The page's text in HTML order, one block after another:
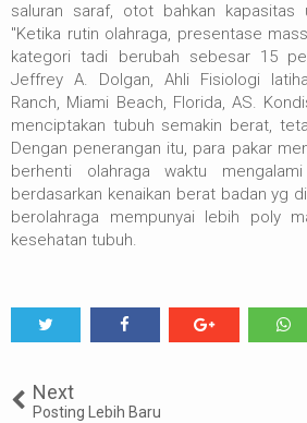
saluran saraf, otot bahkan kapasitas
"Ketika rutin olahraga, presentase
kategori tadi berubah sebesar 15
Jeffrey A. Dolgan, Ahli Fisiologi
Ranch, Miami Beach, Florida, AS.
menciptakan tubuh semakin berat,
Dengan penerangan itu, para pakar
berhenti olahraga waktu
berdasarkan kenaikan berat badan yg
berolahraga mempunyai lebih poly
kesehatan tubuh.
Next
Posting Lebih Baru